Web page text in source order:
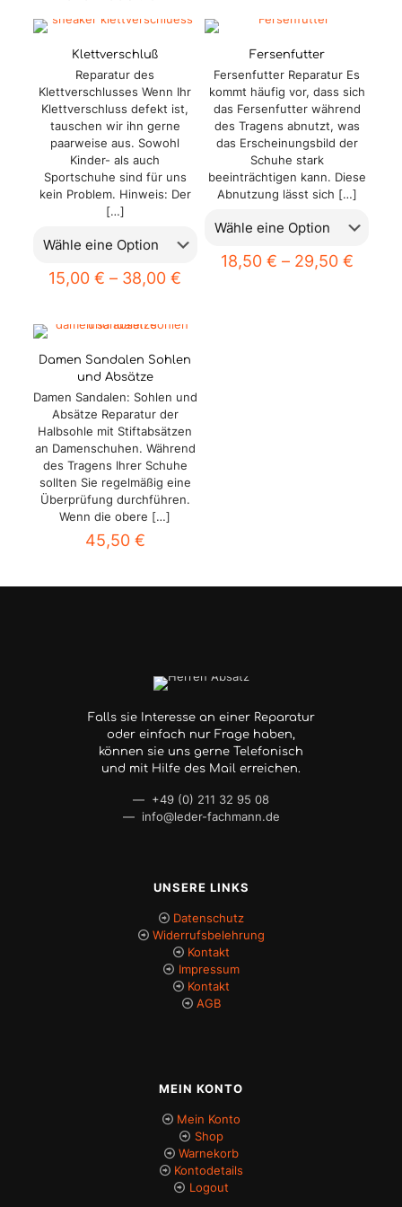
Klettverschluß
Reparatur des
Klettverschlusses Wenn Ihr
Klettverschluss defekt ist,
tauschen wir ihn gerne
paarweise aus. Sowohl
Kinder- als auch
Sportschuhe sind für uns
kein Problem. Hinweis: Der
[…]
15,00€ – 38,00€
Fersenfutter
Fersenfutter Reparatur Es
kommt häufig vor, dass sich
das Fersenfutter während
des Tragens abnutzt, was
das Erscheinungsbild der
Schuhe stark
beeinträchtigen kann. Diese
Abnutzung lässt sich […]
18,50 € – 29,50 €
Damen Sandalen Sohlen
und Absätze
Damen Sandalen: Sohlen und
Absätze Reparatur der
Halbsohle mit Stiftabsätzen
an Damenschuhen. Während
des Tragens Ihrer Schuhe
sollten Sie regelmäßig eine
Überprüfung durchführen.
Wenn die obere […]
45,50 €
Falls sie Interesse an einer Reparatur
oder einfach nur Frage haben,
können sie uns gerne Telefonisch
und mit Hilfe des Mail erreichen.
— +49 (0) 211 32 95 08
— info@leder-fachmann.de
UNSERE LINKS
Datenschutz
Widerrufsbelehrung
Kontakt
Impressum
Kontakt
AGB
MEIN KONTO
Mein Konto
Shop
Warnekorb
Kontodetails
Logout